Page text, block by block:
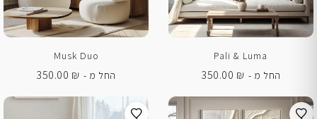
Pali & Luma
החל מ -
350.00 ₪
Musk Duo
החל מ -
350.00 ₪